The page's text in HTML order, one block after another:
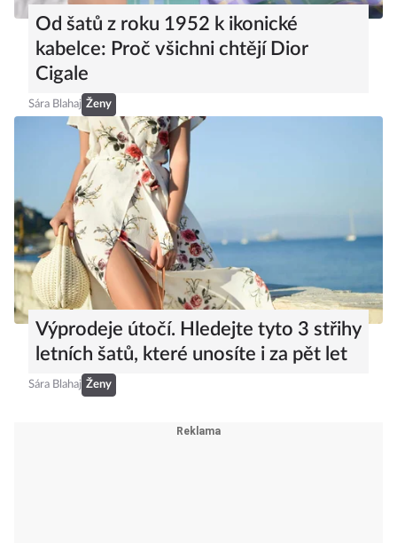
Od šatů z roku 1952 k ikonické
kabelce: Proč všichni chtějí Dior
Cigale
Sára Blahaj Ženy
Výprodeje útočí. Hledejte tyto 3 střihy
letních šatů, které unosíte i za pět let
Sára Blahaj Ženy